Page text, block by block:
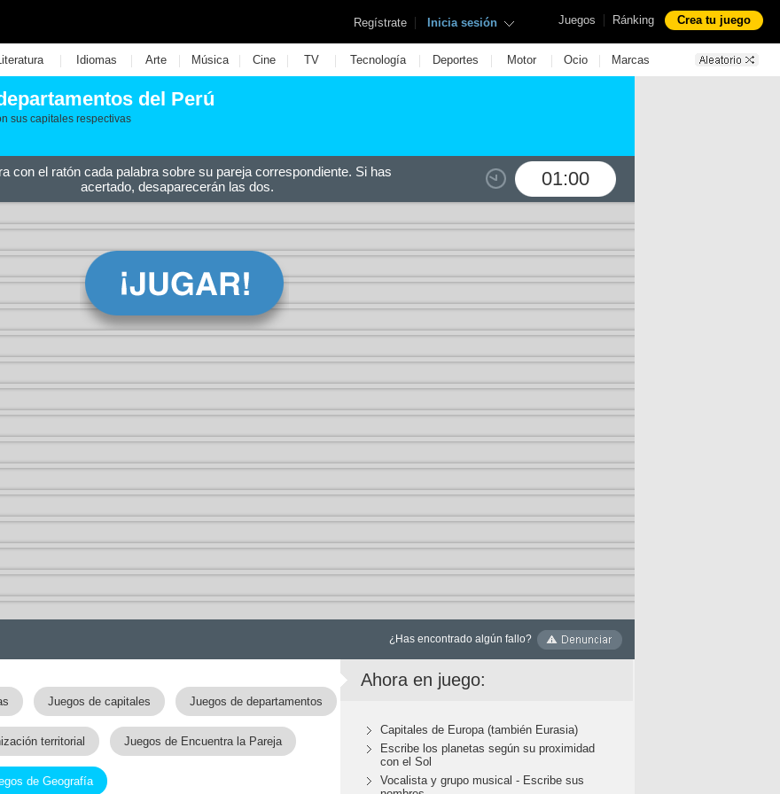
Juegos | Ránking Crea tu juego
Regístrate | Inicia sesión
| Idiomas | Arte | Música | Cine | TV | Tecnología | Deportes | Motor | Ocio | Marcas
del Perú
sus capitales respectivas
01:00
con el ratón cada palabra sobre su pareja correspondiente. Si has
acertado, desaparecerán las dos.
¿Has encontrado algún fallo?
Juegos de capitales Juegos de departamentos
territorial Juegos de Encuentra la Pareja
de Geografía
Ahora en juego:
Capitales de Europa (también Eurasia)
Escribe los planetas según su proximidad
con el Sol
Vocalista y grupo musical - Escribe sus